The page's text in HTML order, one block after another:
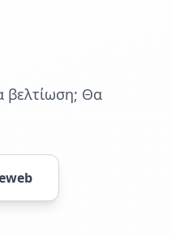
βελτίωση; Θα